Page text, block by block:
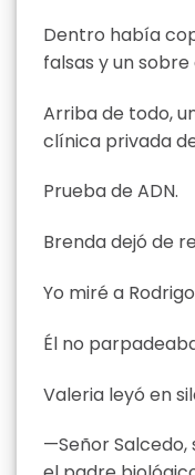
Dentro había
falsas y un
Arriba de todo,
clínica privada
Prueba de ADN.
Brenda dejó de
Yo miré a
Él no
Valeria leyó en
—Señor Salcedo,